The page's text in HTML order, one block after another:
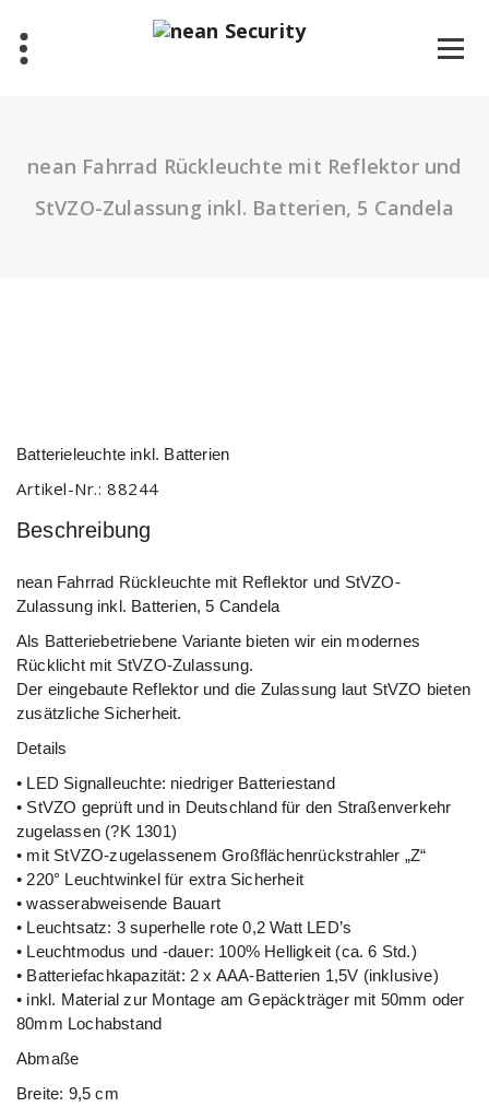
Inhalt
springen
nean Fahrrad Rückleuchte mit Reflektor und
StVZO-Zulassung inkl. Batterien, 5 Candela
Batterieleuchte inkl. Batterien
Artikel-Nr.: 88244
Beschreibung
nean Fahrrad Rückleuchte mit Reflektor und StVZO-
Zulassung inkl. Batterien, 5 Candela
Als Batteriebetriebene Variante bieten wir ein modernes
Rücklicht mit StVZO-Zulassung.
Der eingebaute Reflektor und die Zulassung laut StVZO bieten
zusätzliche Sicherheit.
Details
• LED Signalleuchte: niedriger Batteriestand
• StVZO geprüft und in Deutschland für den Straßenverkehr
zugelassen (?K 1301)
• mit StVZO-zugelassenem Großflächenrückstrahler „Z“
• 220° Leuchtwinkel für extra Sicherheit
• wasserabweisende Bauart
• Leuchtsatz: 3 superhelle rote 0,2 Watt LED’s
• Leuchtmodus und -dauer: 100% Helligkeit (ca. 6 Std.)
• Batteriefachkapazität: 2 x AAA-Batterien 1,5V (inklusive)
• inkl. Material zur Montage am Gepäckträger mit 50mm oder
80mm Lochabstand
Abmaße
Breite: 9,5 cm